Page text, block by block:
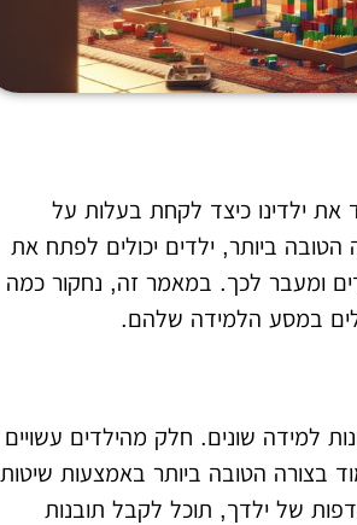
את ילדינו כיצד לקחת בעלות על
ביותר, ילדים יכולים לפתח את
ומעבר לכך. במאמר זה, נחקור כמה
במסע הלמידה שלהם.
למידה שונים. חלק מהילדים עשויים
בצורה הטובה ביותר באמצעות שיטות
של ילדך, תוכל לקבל תובנות